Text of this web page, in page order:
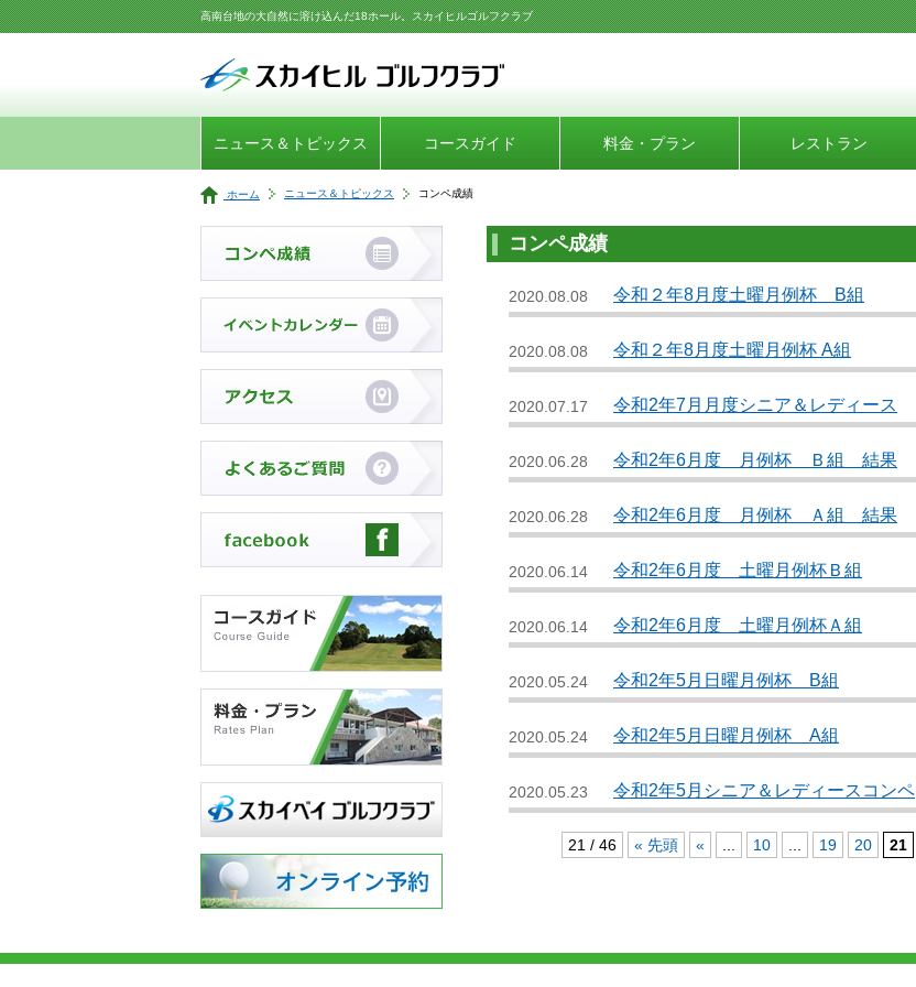
高南台地の大自然に溶け込んだ18ホール。スカイヒルゴルフクラブ
ニュース＆トピックス コースガイド 料金・プラン レストラン
ホーム ニュース＆トピックス コンペ成績
コンペ成績
2020.08.08 令和２年8月度土曜月例杯 B組
2020.08.08 令和２年8月度土曜月例杯 A組
2020.07.17 令和2年7月月度シニア＆レディース
2020.06.28 令和2年6月度 月例杯 Ｂ組 結果
2020.06.28 令和2年6月度 月例杯 Ａ組 結果
2020.06.14 令和2年6月度 土曜月例杯Ｂ組
2020.06.14 令和2年6月度 土曜月例杯Ａ組
2020.05.24 令和2年5月日曜月例杯 B組
2020.05.24 令和2年5月日曜月例杯 A組
2020.05.23 令和2年5月シニア＆レディースコンペ
21 / 46 « 先頭 « 10 19 20 21